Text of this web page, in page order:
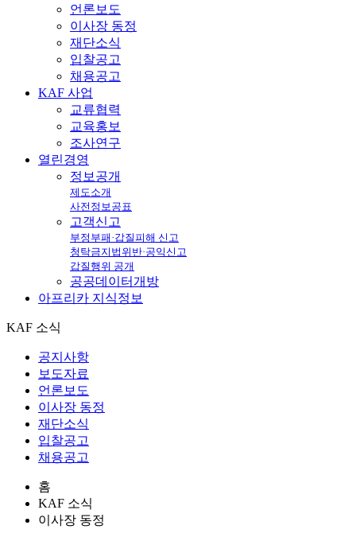
언론보도
이사장 동정
재단소식
입찰공고
채용공고
KAF 사업
교류협력
교육홍보
조사연구
열린경영
정보공개
제도소개
사전정보공표
고객신고
부정부패·갑질피해 신고
청탁금지법위반·공익신고
갑질행위 공개
공공데이터개방
아프리카 지식정보
KAF 소식
공지사항
보도자료
언론보도
이사장 동정
재단소식
입찰공고
채용공고
홈
KAF 소식
이사장 동정